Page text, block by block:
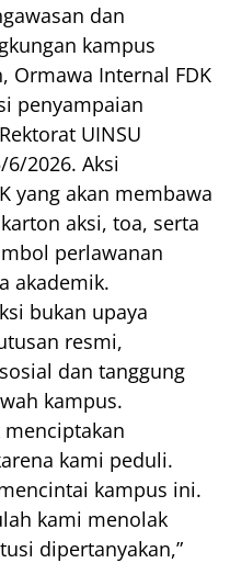
dan
kampus
Ormawa Internal FDK
penyampaian
UINSU
2026. Aksi
yang akan membawa
aksi, toa, serta
perlawanan
akademik.
bukan upaya
resmi,
dan tanggung
kampus.
menciptakan
kami peduli.
kampus ini.
kami menolak
dipertanyakan,”